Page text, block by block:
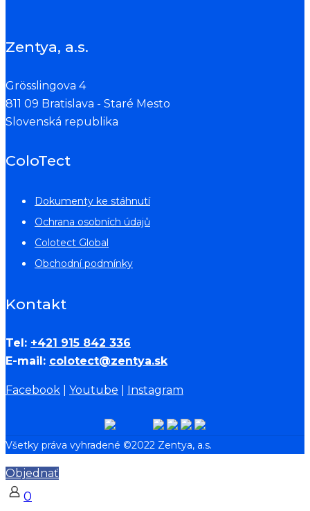
Zentya, a.s.
Grösslingova 4
811 09 Bratislava - Staré Mesto
Slovenská republika
ColoTect
Dokumenty ke stáhnutí
Ochrana osobních údajů
Colotect Global
Obchodní podmínky
Kontakt
Tel: +421 915 842 336
E-mail: colotect@zentya.sk
Facebook Youtube Instagram
Všetky práva vyhradené ©2022 Zentya, a.s.
Objednať
0